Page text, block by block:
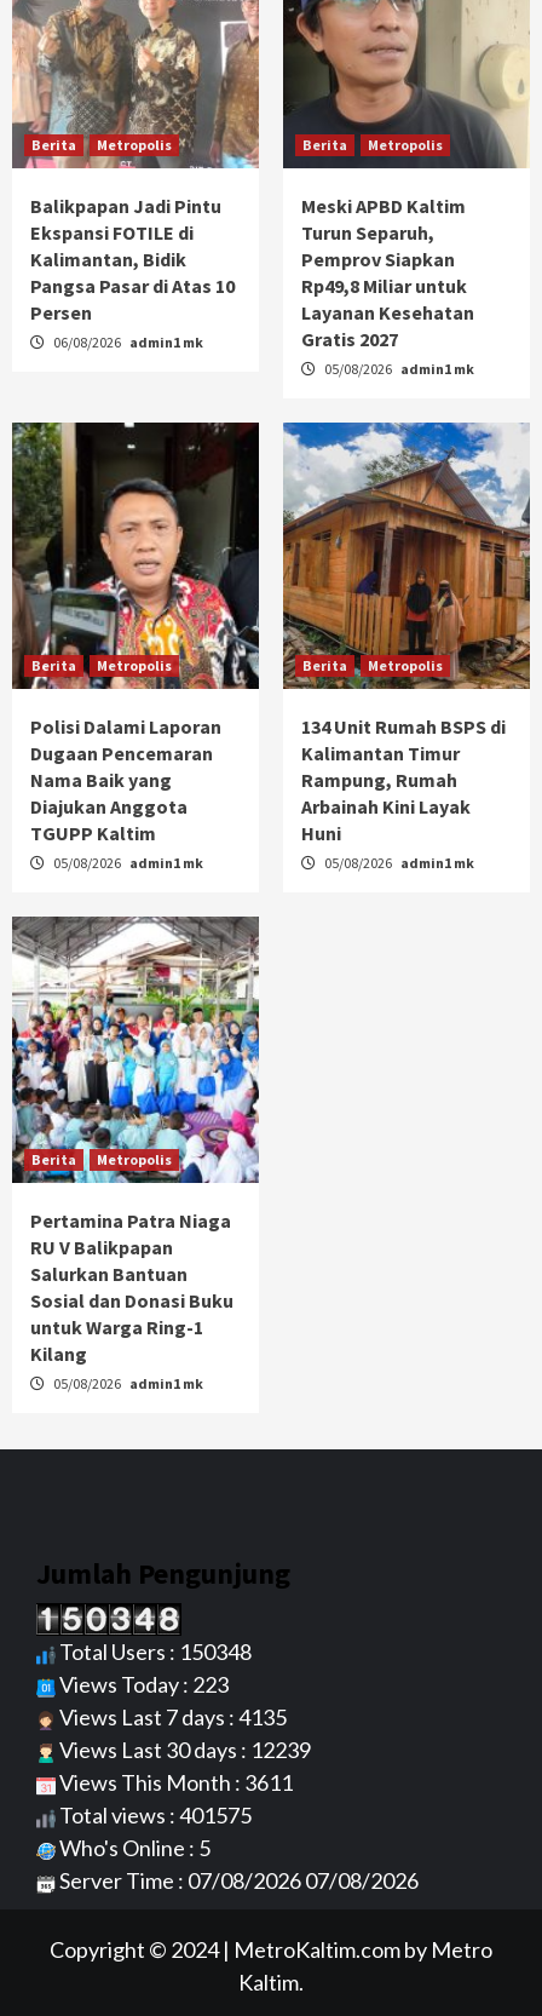
Berita Metropolis
Balikpapan Jadi Pintu
Ekspansi FOTILE di
Kalimantan, Bidik
Pangsa Pasar di Atas 10
Persen
06/08/2026 admin1 mk
Berita Metropolis
Meski APBD Kaltim
Turun Separuh,
Pemprov Siapkan
Rp49,8 Miliar untuk
Layanan Kesehatan
Gratis 2027
05/08/2026 admin1 mk
Berita Metropolis
Polisi Dalami Laporan
Dugaan Pencemaran
Nama Baik yang
Diajukan Anggota
TGUPP Kaltim
05/08/2026 admin1 mk
Berita Metropolis
134 Unit Rumah BSPS di
Kalimantan Timur
Rampung, Rumah
Arbainah Kini Layak
Huni
05/08/2026 admin1 mk
Berita Metropolis
Pertamina Patra Niaga
RU V Balikpapan
Salurkan Bantuan
Sosial dan Donasi Buku
untuk Warga Ring-1
Kilang
05/08/2026 admin1 mk
Jumlah Pengunjung
Total Users : 150348
Views Today : 223
Views Last 7 days : 4135
Views Last 30 days : 12239
Views This Month : 3611
Total views : 401575
Who's Online : 5
Server Time : 07/08/2026 07/08/2026
Copyright © 2024| MetroKaltim.comby Metro
Kaltim.